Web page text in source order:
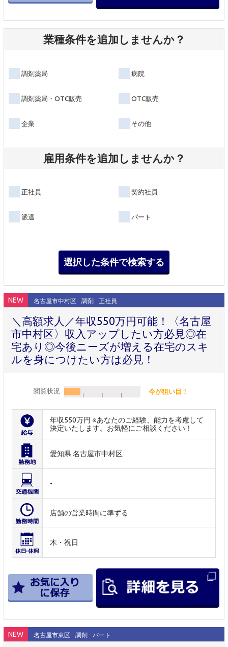
業種条件を追加しませんか？
調剤薬局 病院
調剤薬局・OTC販売 OTC販売
企業 その他
雇用条件を追加しませんか？
正社員 契約社員
派遣 パート
NEW 名古屋市中村区 調剤 正社員
＼高額求人／年収550万円可能！〈名古屋
市中村区〉収入アップしたい方必見◎在
宅あり◎今後ニーズが増える在宅のスキ
ルを身につけたい方は必見！
閲覧状況 今が狙い目！
年収550万円 ※あなたのご経験、能力を考慮して
決定いたします。お気軽にご相談ください！
愛知県 名古屋市中村区
-
店舗の営業時間に準ずる
木・祝日
NEW 名古屋市東区 調剤 パート